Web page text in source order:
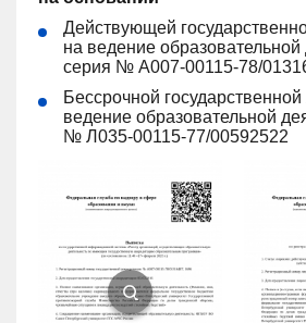
Действующей
на ведение образовательной
серия № A007-00115-78/
Бессрочной
ведение образовательной
№ Л035-00115-77/00592522